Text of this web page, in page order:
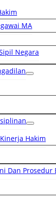
MA
Negara
Hakim
Dan Prosedur